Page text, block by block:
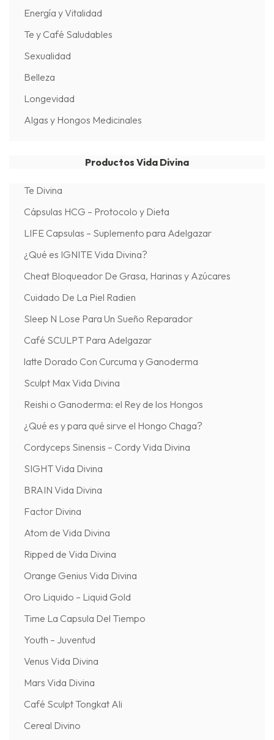
Energía y Vitalidad
Te y Café Saludables
Sexualidad
Belleza
Longevidad
Algas y Hongos Medicinales
Productos Vida Divina
Te Divina
Cápsulas HCG – Protocolo y Dieta
LIFE Capsulas – Suplemento para Adelgazar
¿Qué es IGNITE Vida Divina?
Cheat Bloqueador De Grasa, Harinas y Azúcares
Cuidado De La Piel Radien
Sleep N Lose Para Un Sueño Reparador
Café SCULPT Para Adelgazar
latte Dorado Con Curcuma y Ganoderma
Sculpt Max Vida Divina
Reishi o Ganoderma: el Rey de los Hongos
¿Qué es y para qué sirve el Hongo Chaga?
Cordyceps Sinensis – Cordy Vida Divina
SIGHT Vida Divina
BRAIN Vida Divina
Factor Divina
Atom de Vida Divina
Ripped de Vida Divina
Orange Genius Vida Divina
Oro Liquido – Liquid Gold
Time La Capsula Del Tiempo
Youth – Juventud
Venus Vida Divina
Mars Vida Divina
Café Sculpt Tongkat Ali
Cereal Divino